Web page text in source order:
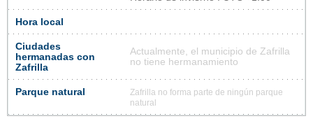
Hora local
Ciudades
hermanadas con
Zafrilla
Actualmente, el municipio de Zafrilla
no tiene hermanamiento
Parque natural
Zafrilla no forma parte de ningún parque
natural